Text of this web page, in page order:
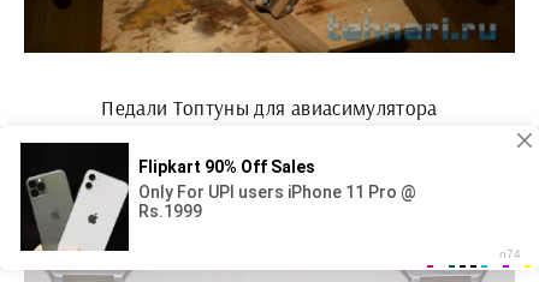
Педали Топтуны для авиасимулятора